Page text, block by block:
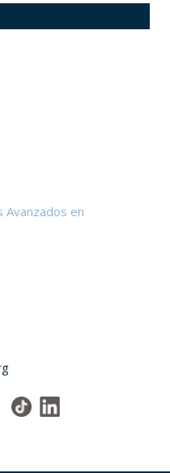
en